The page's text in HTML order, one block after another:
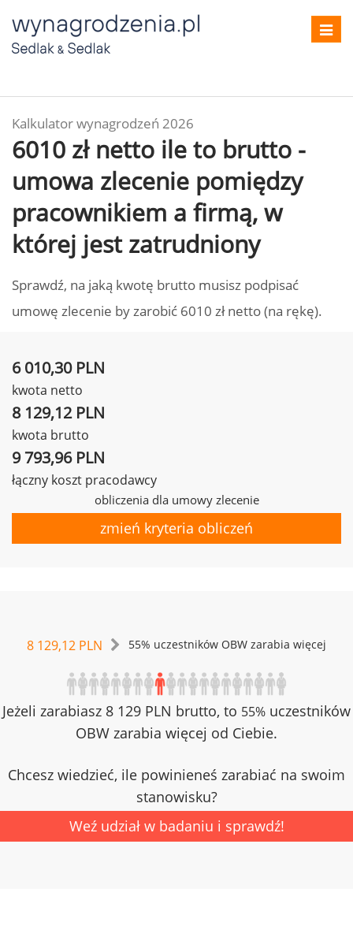
Kalkulator wynagrodzeń 2026
6010 zł netto ile to brutto -
umowa zlecenie pomiędzy
pracownikiem a firmą, w
której jest zatrudniony
Sprawdź, na jaką kwotę brutto musisz podpisać
umowę zlecenie by zarobić 6010 zł netto (na rękę).
6 010,30 PLN
kwota netto
8 129,12 PLN
kwota brutto
9 793,96 PLN
łączny koszt pracodawcy
obliczenia dla umowy zlecenie
zmień kryteria obliczeń
8 129,12 PLN 55% uczestników OBW zarabia więcej
Jeżeli zarabiasz 8 129 PLN brutto, to 55% uczestników
OBW zarabia więcej od Ciebie.
Chcesz wiedzieć, ile powinieneś zarabiać na swoim
stanowisku?
Weź udział w badaniu i sprawdź!